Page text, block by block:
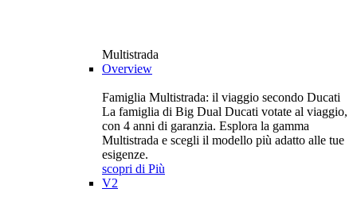
Multistrada
Overview
Famiglia Multistrada: il viaggio secondo Ducati
La famiglia di Big Dual Ducati votate al viaggio,
con 4 anni di garanzia. Esplora la gamma
Multistrada e scegli il modello più adatto alle tue
esigenze.
scopri di Più
V2